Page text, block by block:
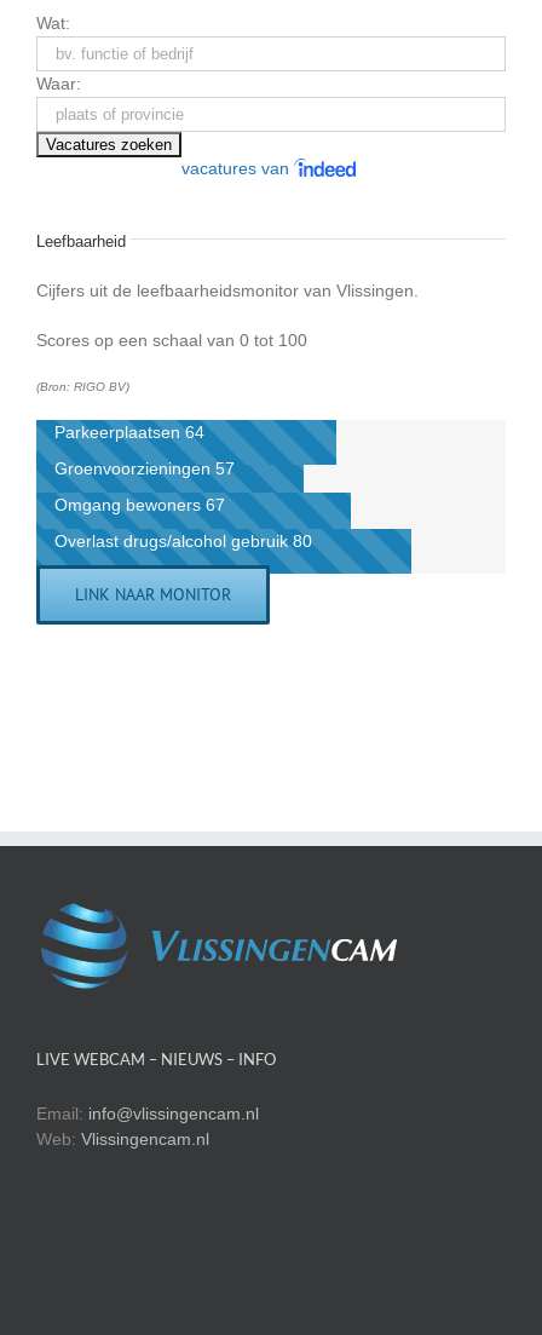
Wat:
Waar:
vacatures van
Leefbaarheid
Cijfers uit de leefbaarheidsmonitor van Vlissingen.
Scores op een schaal van 0 tot 100
(Bron: RIGO BV)
Parkeerplaatsen 64
Groenvoorzieningen 57
Omgang bewoners 67
Overlast drugs/alcohol gebruik 80
LINK NAAR MONITOR
LIVE WEBCAM – NIEUWS – INFO
Email: info@vlissingencam.nl
Web: Vlissingencam.nl